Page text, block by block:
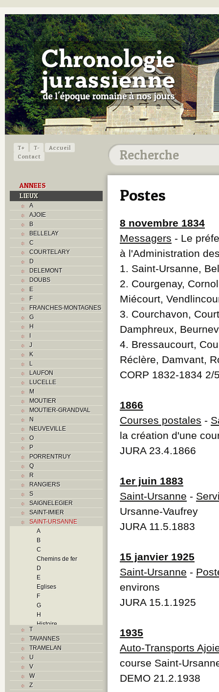
T+ T-
Accueil
Contact
ANNEES
LIEUX
A
AJOIE
B
BELLELAY
C
COURTELARY
D
DELEMONT
DOUBS
E
F
FRANCHES-MONTAGNES
G
H
I
J
K
L
LAUFON
LUCELLE
M
MOUTIER
MOUTIER-GRANDVAL
N
NEUVEVILLE
O
P
PORRENTRUY
Q
R
RANGIERS
S
SAIGNELEGIER
SAINT-IMIER
SAINT-URSANNE
A
B
C
Chemins de fer
D
E
Eglises
F
G
H
Histoire
J
L
T
TAVANNES
TRAMELAN
U
V
W
Z
Postes
8 novembre 1834
Messagers - Le
à l'Administration
1. Saint-Ursanne,
2. Courgenay,
Miécourt,
3. Courchavon,
Damphreux,
4. Bressaucourt,
Réclère, Damvant,
CORP 1832-1834 2/
1866
Courses postales -
la création d'une
JURA 23.4.1866
1er juin 1883
Saint-Ursanne -
Ursanne-Vaufrey
JURA 11.5.1883
15 janvier 1925
Saint-Ursanne -
environs
JURA 15.1.1925
1935
Auto-Transports
course Saint-
DEMO 21.2.1938